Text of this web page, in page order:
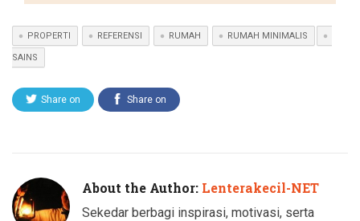
PROPERTI REFERENSI RUMAH RUMAH MINIMALIS
SAINS
Share on Share on
About the Author: Lenterakecil-NET
Sekedar berbagi inspirasi, motivasi, serta